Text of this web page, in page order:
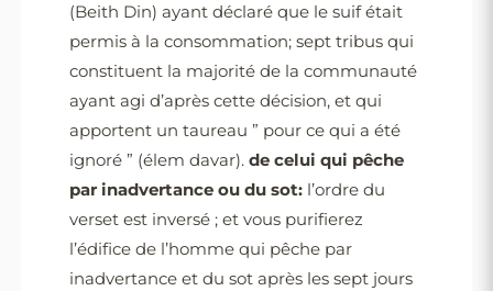
(Beith Din) ayant déclaré que le suif était
permis à la consommation; sept tribus qui
constituent la majorité de la communauté
ayant agi d’après cette décision, et qui
apportent un taureau ” pour ce qui a été
ignoré ” (élem davar).de celui qui pêche
par inadvertance ou du sot: l’ordre du
verset est inversé ; et vous purifierez
l’édifice de l’homme qui pêche par
inadvertance et du sot après les sept jours